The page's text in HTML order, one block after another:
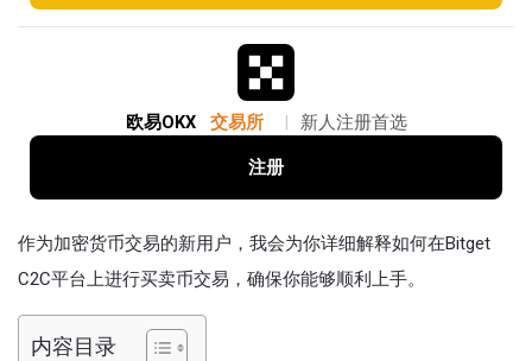
欧易OKX 交易所 新人注册首选
注册
作为加密货币交易的新用户，我会为你详细解释如何在Bitget
C2C平台上进行买卖币交易，确保你能够顺利上手。
内容目录